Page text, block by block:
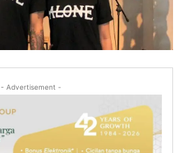
- Advertisement -